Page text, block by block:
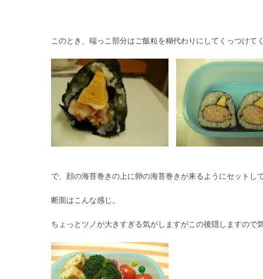
このとき、端っこ部分はご飯粒を糊代わりにしてくっつけて
で、顔の海苔巻きの上に卵の海苔巻きが来るようにセットし
断面はこんな感じ。
ちょっとツノが大きすぎる気がしますがこの後隠しますので